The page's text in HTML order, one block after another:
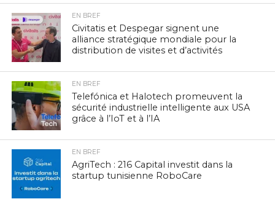
EN BREF
Civitatis et Despegar signent une
alliance stratégique mondiale pour la
distribution de visites et d’activités
EN BREF
Telefónica et Halotech promeuvent la
sécurité industrielle intelligente aux USA
grâce à l’IoT et à l’IA
EN BREF
AgriTech : 216 Capital investit dans la
startup tunisienne RoboCare